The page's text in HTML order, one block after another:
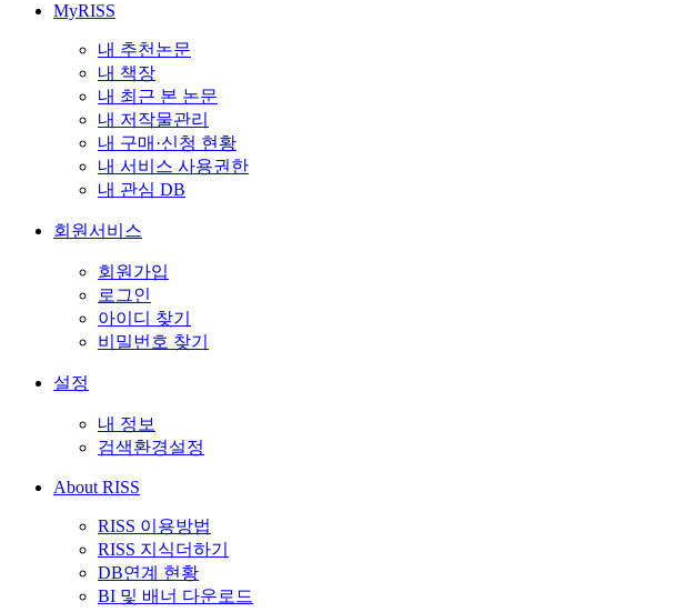
MyRISS
내 추천논문
내 책장
내 최근 본 논문
내 저작물관리
내 구매·신청 현황
내 서비스 사용권한
내 관심 DB
회원서비스
회원가입
로그인
아이디 찾기
비밀번호 찾기
설정
내 정보
검색환경설정
About RISS
RISS 이용방법
RISS 지식더하기
DB연계 현황
BI 및 배너 다운로드